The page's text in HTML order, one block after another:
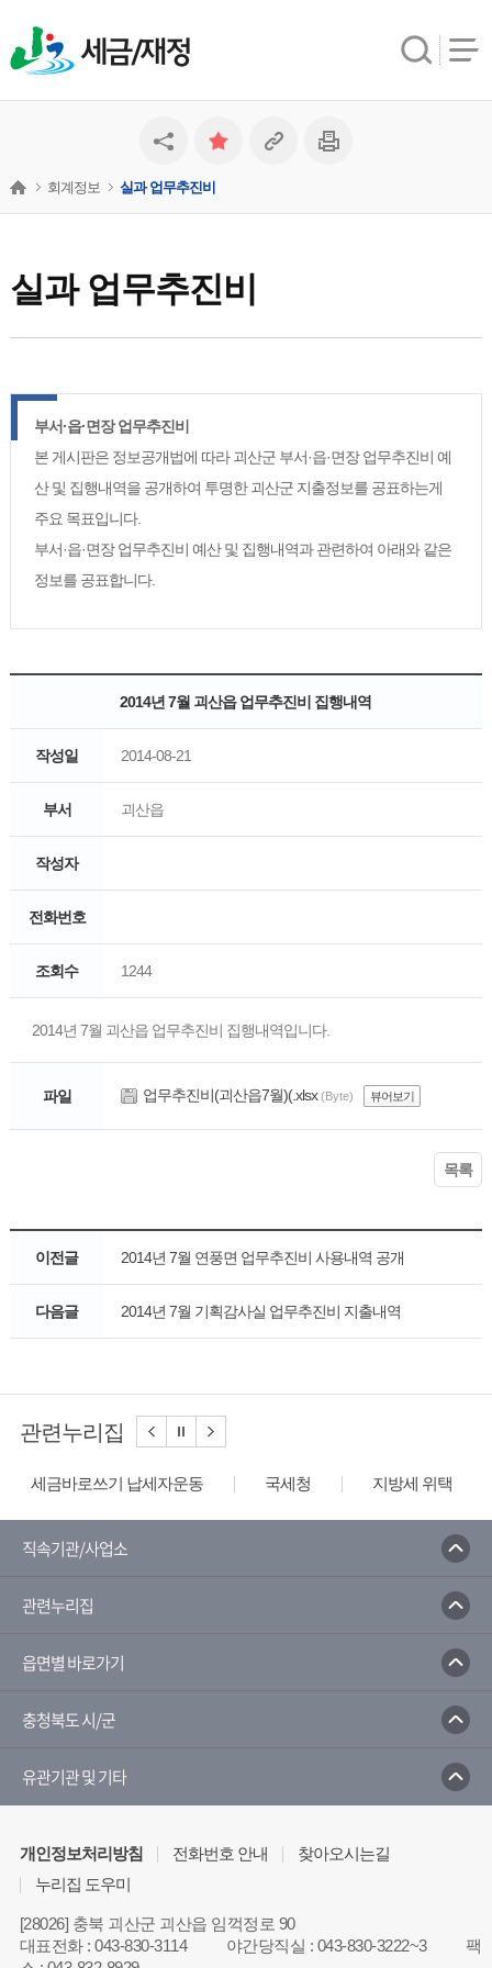
세금/재정
실과 업무추진비
회계정보 실과 업무추진비
부서·읍·면장 업무추진비
본 게시판은 정보공개법에 따라 괴산군 부서·읍·면장 업무추진비 예
산 및 집행내역을 공개하여 투명한 괴산군 지출정보를 공표하는게
주요 목표입니다.
부서·읍·면장 업무추진비 예산 및 집행내역과 관련하여 아래와 같은
정보를 공표합니다.
2014년 7월 괴산읍 업무추진비 집행내역
작성일 2014-08-21
부서 괴산읍
작성자
전화번호
조회수 1244
2014년 7월 괴산읍 업무추진비 집행내역입니다.
파일 업무추진비(괴산읍7월)(.xlsx (Byte) 뷰어보기
목록
이전글 2014년 7월 연풍면 업무추진비 사용내역 공개
다음글 2014년 7월 기획감사실 업무추진비 지출내역
관련누리집
세금바로쓰기 납세자운동 국세청 지방세 위택스
직속기관/사업소
관련누리집
읍면별 바로가기
충청북도 시/군
유관기관 및 기타
개인정보처리방침 전화번호 안내
찾아오시는길
누리집 도우미
[28026] 충북 괴산군 괴산읍 임꺽정로 90
대표전화:043-830-3114 야간당직실 : 043-830-3222~3
팩